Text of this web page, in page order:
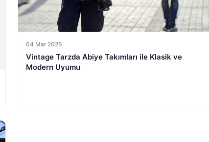
04 Mar 2026
Vintage Tarzda Abiye Takımları ile Klasik ve
Modern Uyumu